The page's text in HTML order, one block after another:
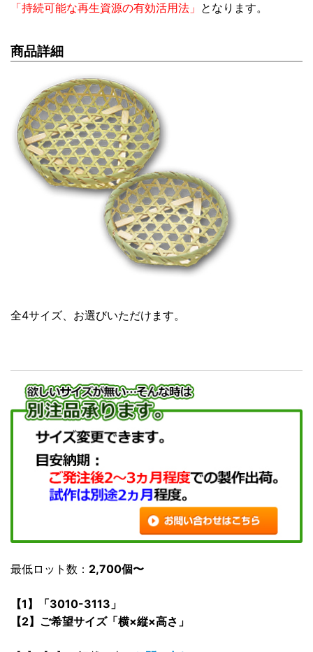
「持続可能な再生資源の有効活用法」 となります。
商品詳細
全4サイズ、お選びいただけます。
最低ロット数： 2,700個〜
【1】「3010-3113」
【2】ご希望サイズ「横×縦×高さ」